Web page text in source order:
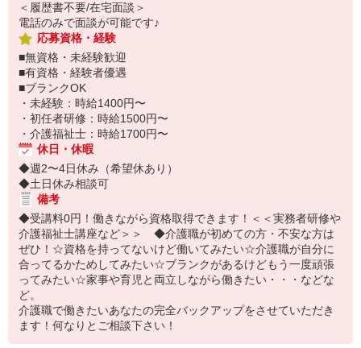
＜履歴書不要/在宅面談＞
電話のみで面談が可能です♪
応募資格・経験
■無資格・未経験歓迎
■有資格・経験者優遇
■ブランクOK
・未経験：時給1400円〜
・初任者研修：時給1500円〜
・介護福祉士：時給1700円〜
休日・休暇
◆週2〜4日休み（希望休あり）
◆土日休み相談可
備考
◆受講料0円！働きながら資格取得できます！＜＜実務者研修や
介護福祉士講座など＞＞ ◆介護職が初めての方・不安な方は
ぜひ！☆資格を持ってないけど働いてみたい☆介護職が自分に
合ってるかためしてみたい☆ブランクがあるけどもう一度頑張
ってみたい☆家事や育児と両立しながら働きたい・・・などな
ど。
介護職で働きたいあなたの完全バックアップをさせていただき
ます！何なりとご相談下さい！